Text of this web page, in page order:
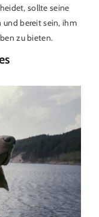
sollte seine
und bereit sein, ihm
zu bieten.